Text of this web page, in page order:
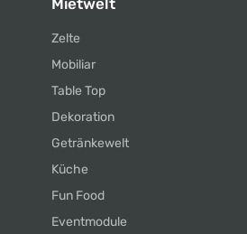
Zelte
Mobiliar
Table Top
Dekoration
Getränkewelt
Küche
Fun Food
Eventmodule